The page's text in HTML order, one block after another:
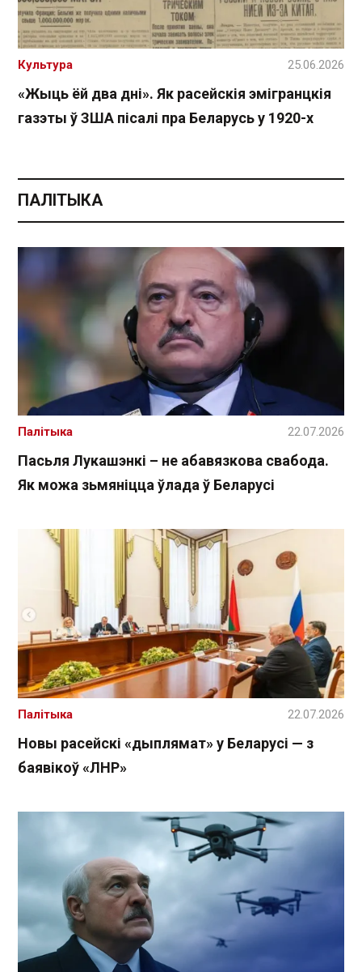
«Жыць ёй два дні». Як расейскія эмігранцкія
газэты ў ЗША пісалі пра Беларусь у 1920-х
Культура 25.06.2026
ПАЛІТЫКА
Пасьля Лукашэнкі – не абавязкова свабода.
Як можа зьмяніцца ўлада ў Беларусі
Палітыка 22.07.2026
Новы расейскі «дыплямат» у Беларусі — з
баявікоў «ЛНР»
Палітыка 22.07.2026